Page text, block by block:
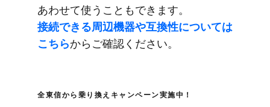
あわせて​使うことも​できます。
接続できる​周辺機器や​互換性に​ついては​
こちらから​ご確認ください。
全東​信から​乗り換えキャンペーン実施中！